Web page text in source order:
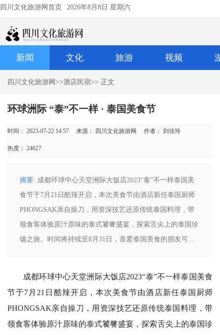
四川文化旅游网首页 2026年8月8日 星期六
新闻 文化 旅游 视频
四川文化旅游网 >>酒店民宿>> 正文
环球洲际 “泰”不一样 · 泰国美食节
时间： 2023-07-22 14:57 来源： 四川文化旅游网 作者： 刘佳玲
热度： 24627
摘要: 成都环球中心天堂洲际大饭店2023“泰”不一样泰国美
食节于7月21日酷辣开启，本次美食节由酒店新任泰国厨师
PHONGSAK亲自操刀，用资深技艺还原传统泰国料理，带
领食客体验原汁原味的泰式饕餮盛宴，探索舌尖上的泰国珍
馐之旅。时间将持续至8月31日，喜爱泰国美食的朋友可...
成都环球中心天堂洲际大饭店2023“泰”不一样泰国美食
节于7月21日酷辣开启，本次美食节由酒店新任泰国厨师
PHONGSAK亲自操刀，用资深技艺还原传统泰国料理，带
领食客体验原汁原味的泰式饕餮盛宴，探索舌尖上的泰国珍